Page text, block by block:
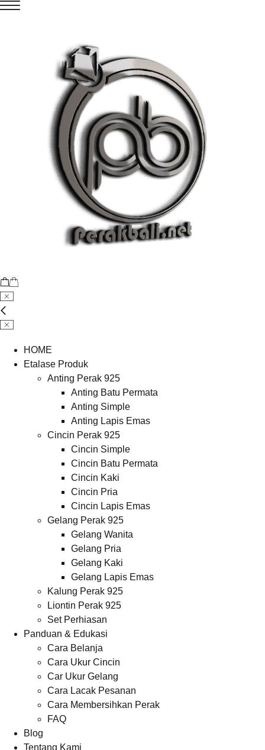
HOME
Etalase Produk
Anting Perak 925
Anting Batu Permata
Anting Simple
Anting Lapis Emas
Cincin Perak 925
Cincin Simple
Cincin Batu Permata
Cincin Kaki
Cincin Pria
Cincin Lapis Emas
Gelang Perak 925
Gelang Wanita
Gelang Pria
Gelang Kaki
Gelang Lapis Emas
Kalung Perak 925
Liontin Perak 925
Set Perhiasan
Panduan & Edukasi
Cara Belanja
Cara Ukur Cincin
Car Ukur Gelang
Cara Lacak Pesanan
Cara Membersihkan Perak
FAQ
Blog
Tentang Kami